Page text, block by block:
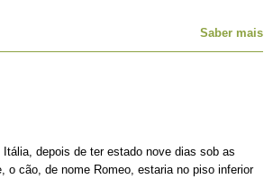
Saber mais
depois de ter estado nove dias sob as
o cão, de nome Romeo, estaria no piso inferior